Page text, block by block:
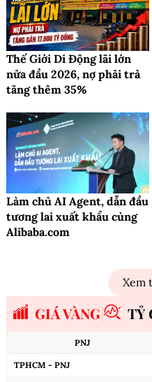
Thế Giới Di Động lãi lớn
nửa đầu 2026, nợ phải trả
tăng thêm 35%
Làm chủ AI Agent, dẫn đầu
tương lai xuất khẩu cùng
Alibaba.com
Xem
GIÁ VÀNG TỶ
PNJ
TPHCM - PNJ